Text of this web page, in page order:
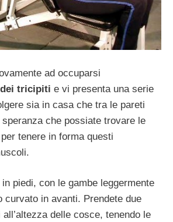
ad occuparsi
tricipiti e vi presenta una serie
sia in casa che tra le pareti
che possiate trovare le
tenere in forma questi
in piedi, con le gambe leggermente
curvato in avanti. Prendete due
delle cosce, tenendo le